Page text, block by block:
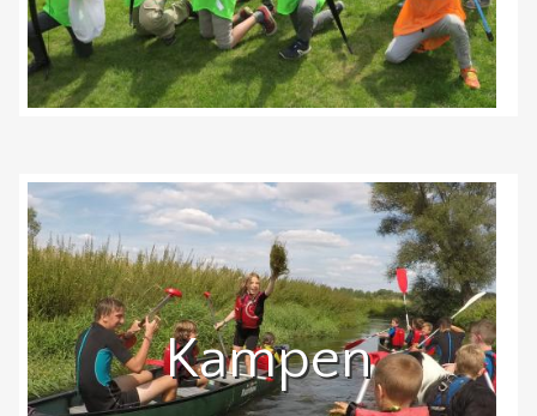
Kampen